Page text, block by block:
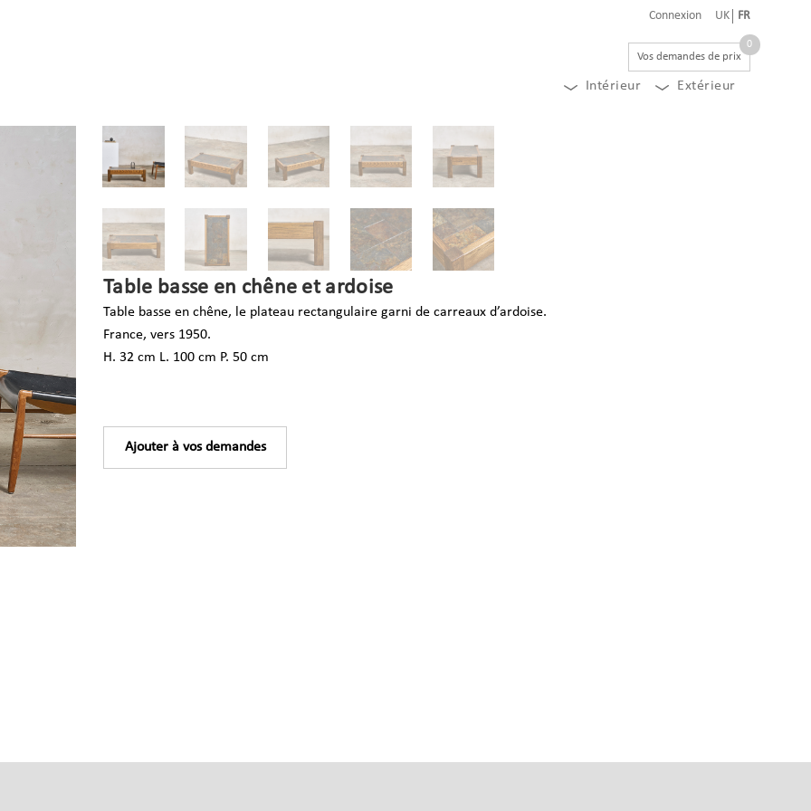
Connexion UK FR
Intérieur Extérieur
Vos demandes de prix
0
Table basse en chêne et ardoise
Table basse en chêne, le plateau rectangulaire garni de carreaux d’ardoise.
France, vers 1950.
H. 32 cm L. 100 cm P. 50 cm
Ajouter à vos demandes